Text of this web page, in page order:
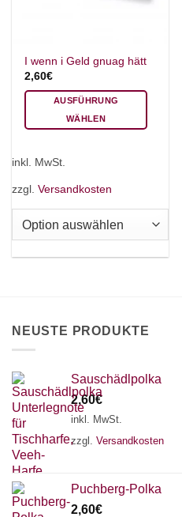
I wenn i Geld gnuag hätt
2,60€
AUSFÜHRUNG
WÄHLEN
weist
mehrere
auf.
gewählt
werden
inkl. MwSt.
zzgl. Versandkosten
NEUSTE PRODUKTE
Sauschädlpolka
2,60€
inkl. MwSt.
zzgl. Versandkosten
Puchberg-Polka
2,60€